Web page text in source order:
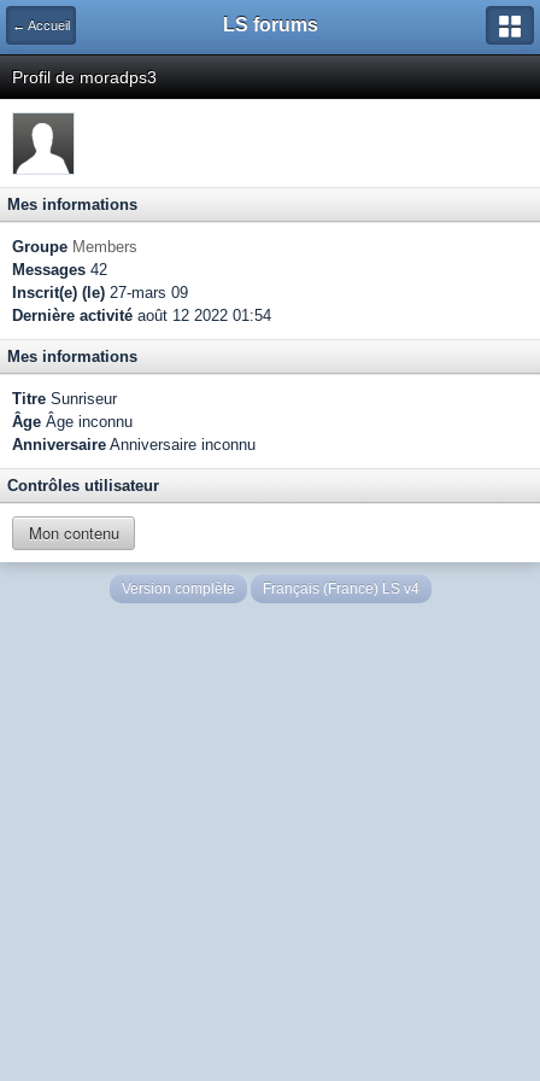
← Accueil LS forums
Profil de moradps3
Mes informations
Groupe Members
Messages 42
Inscrit(e) (le) 27-mars 09
Dernière activité août 12 2022 01:54
Mes informations
Titre Sunriseur
Âge Âge inconnu
Anniversaire Anniversaire inconnu
Contrôles utilisateur
Mon contenu
Version complète Français (France) LS v4